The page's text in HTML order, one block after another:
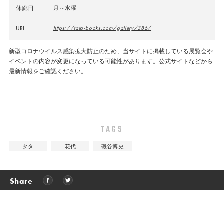
休廊日 月～水曜
URL https://tata-books.com/gallery/386/
新型コロナウイルス感染拡大防止のため、当サイトに掲載している展覧会や
イベントの内容が変更になっている可能性があります。公式サイトなどから
最新情報をご確認ください。
TAGS
タタ 花代 磯谷博史
Share